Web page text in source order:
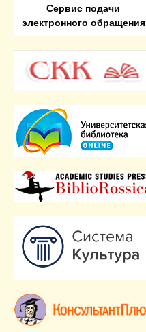
Сервис подачи
электронного обращения